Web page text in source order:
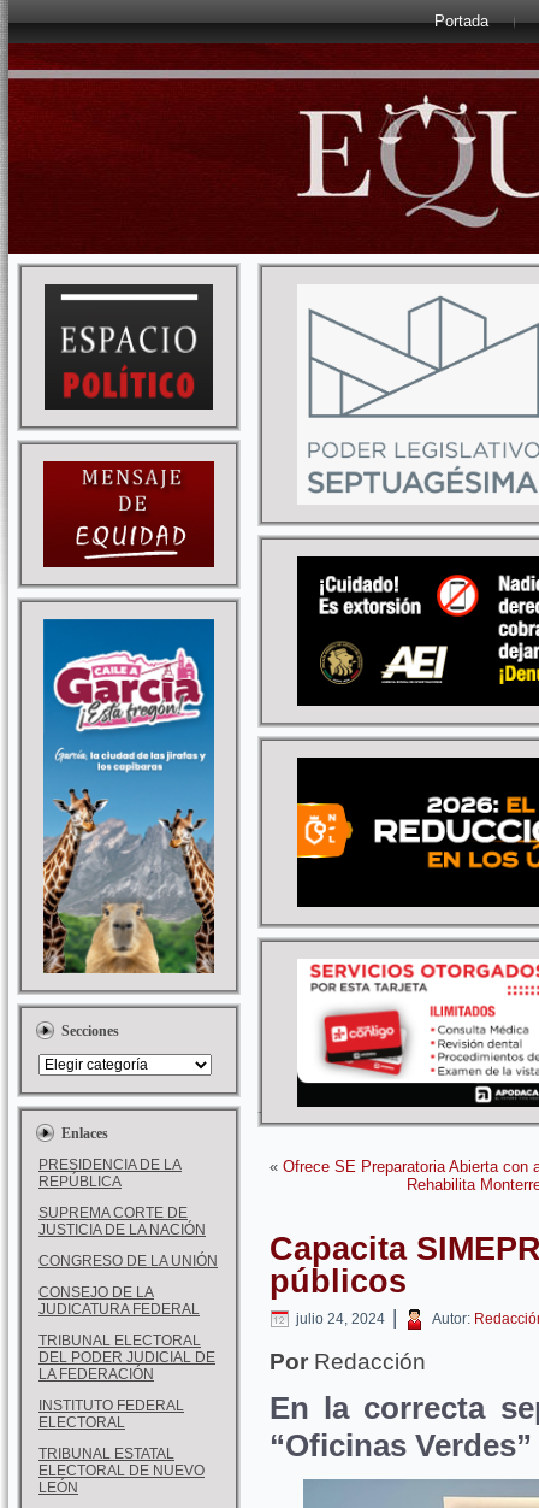
Portada
Secciones
Enlaces
PRESIDENCIA DE LA
REPÚBLICA
SUPREMA CORTE DE
JUSTICIA DE LA NACIÓN
CONGRESO DE LA UNIÓN
CONSEJO DE LA
JUDICATURA FEDERAL
TRIBUNAL ELECTORAL
DEL PODER JUDICIAL DE
LA FEDERACIÓN
INSTITUTO FEDERAL
ELECTORAL
TRIBUNAL ESTATAL
ELECTORAL DE NUEVO
LEÓN
« Ofrece SE Preparatoria Abierta con
Rehabilita
Capacita
públicos
julio 24, 2024 | Autor:
Por Redacción
En la correcta
“Oficinas Verdes”